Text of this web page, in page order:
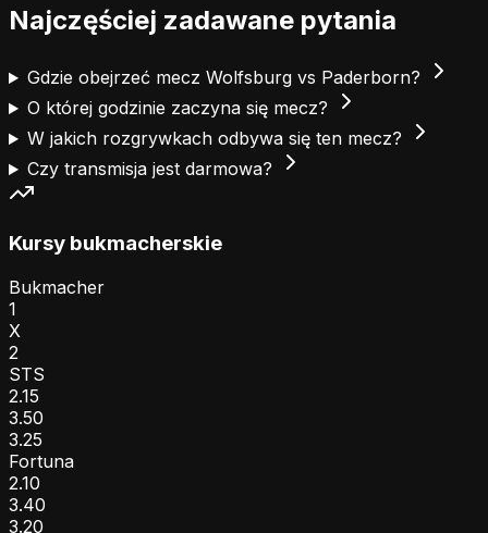
Najczęściej zadawane pytania
Gdzie obejrzeć mecz Wolfsburg vs Paderborn?
O której godzinie zaczyna się mecz?
W jakich rozgrywkach odbywa się ten mecz?
Czy transmisja jest darmowa?
Kursy bukmacherskie
Bukmacher
1
X
2
STS
2.15
3.50
3.25
Fortuna
2.10
3.40
3.20